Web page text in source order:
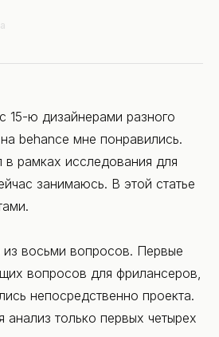
15-ю дизайнерами разного
behance мне понравились.
рамках исследования для
занимаюсь. В этой статье
восьми вопросов. Первые
вопросов для фрилансеров,
непосредственно проекта.
анализ только первых четырех